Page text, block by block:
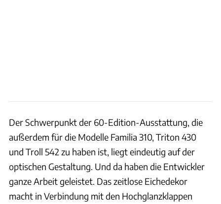
Der Schwerpunkt der 60-Edition-Ausstattung, die
außerdem für die Modelle Familia 310, Triton 430
und Troll 542 zu haben ist, liegt eindeutig auf der
optischen Gestaltung. Und da haben die Entwickler
ganze Arbeit geleistet. Das zeitlose Eichedekor
macht in Verbindung mit den Hochglanzklappen